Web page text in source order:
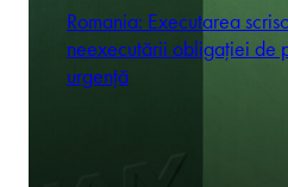
Romania: Executarea
neexecutării obligației de
urgență